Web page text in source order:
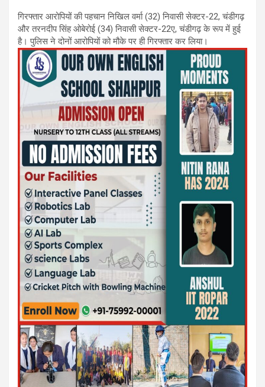
गिरफ्तार आरोपियों की पहचान निखिल वर्मा (32) निवासी सेक्टर-22, चंडीगढ़
और तरनदीप सिंह ओबेरोई (34) निवासी सेक्टर-22ए, चंडीगढ़ के रूप में हुई
है। पुलिस ने दोनों आरोपियों को मौके पर ही गिरफ्तार कर लिया।